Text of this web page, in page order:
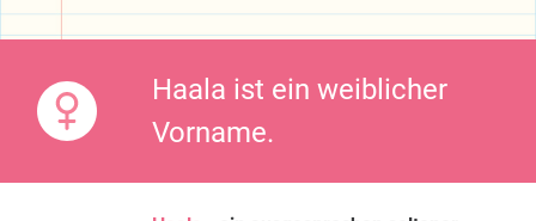
Haala ist ein weiblicher
Vorname.